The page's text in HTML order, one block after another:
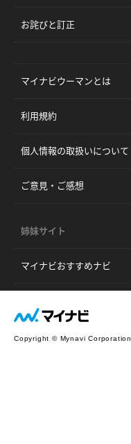
お詫びと訂正
マイナビウーマンとは
利用規約
個人情報の取扱いについて
ご意見・ご感想
姉妹サイト
マイナビおすすめナビ
Copyright © Mynavi Corporation